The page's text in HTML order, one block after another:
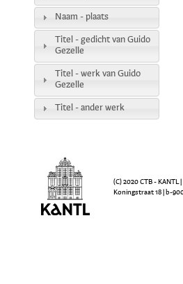
Naam - plaats
Titel - gedicht van Guido
Gezelle
Titel - werk van Guido
Gezelle
Titel - ander werk
(C) 2020 CTB -
Koningstraat 18 | b-